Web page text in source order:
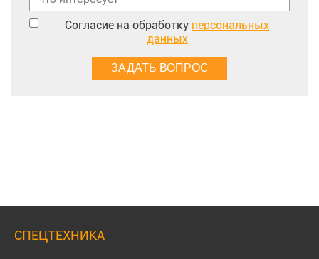
Согласие на обработку персональных
данных
СПЕЦТЕХНИКА